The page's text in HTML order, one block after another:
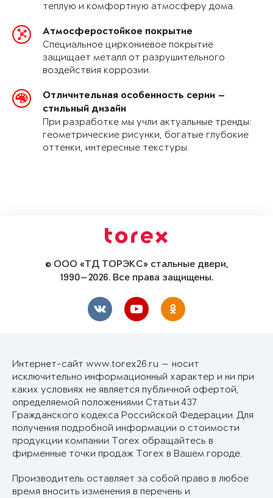
теплую и комфортную атмосферу дома.
Атмосферостойкое покрытие
Специальное циркониевое покрытие
защищает металл от разрушительного
воздействия коррозии.
Отличительная особенность серии —
стильный дизайн
При разработке мы учли актуальные тренды:
геометрические рисунки, богатые глубокие
оттенки, интересные текстуры.
© ООО «ТД ТОРЭКС» стальные двери,
1990—2026. Все права защищены.
Интернет-сайт www.torex26.ru — носит
исключительно информационный характер и ни при
каких условиях не является публичной офертой,
определяемой положениями Статьи 437
Гражданского кодекса Российской Федерации. Для
получения подробной информации о стоимости
продукции компании Torex обращайтесь в
фирменные точки продаж Torex в Вашем городе.
Производитель оставляет за собой право в любое
время вносить изменения в перечень и